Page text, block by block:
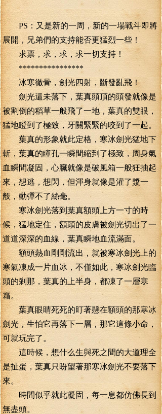
PS：又是新的一周，新的一場戰斗即將
展開，兄弟們的支持能否更猛烈一些！
求票，求，求，求一切支持！
****************
冰寒徹骨，劍光四射，斷發亂飛！
劍光還未落下，葉真頭頂的頭發就像是
被割倒的稻草一般飛了一地，葉真的雙眼，
猛地瞪到了極致，牙關緊緊的咬到了一起。
葉真的形象就此定格，寒冰劍光猛地下
斬，葉真的瞳孔一瞬間縮到了極致，周身氣
血瞬間凝固，心臟就像是破風箱一般狂抽起
來，想逃，想閃，但渾身就像是灌了漿一
般，動彈不了絲毫。
寒冰劍光落到葉真額頭上方一寸的時
候，猛地定住，額頭的皮膚被劍光切出了一
道道深深的血線，葉真瞬地血流滿面。
額頭熱血剛剛流出，就被寒冰劍光上的
寒氣凍成一片血冰，不僅如此，寒冰劍光臨
頭的剎那，葉真的上半身，都凍了一層寒
霜。
葉真眼睛死死的盯著懸在額頭的那寒冰
劍光，生怕它再落下一層，那它這條小命，
可就玩完了。
這時候，想什么生與死之間的大道理全
是扯蛋，葉真只盼望著那寒冰劍光不要落下
來。
時間似乎就此凝固，每一息都仿佛長到
無盡頭。